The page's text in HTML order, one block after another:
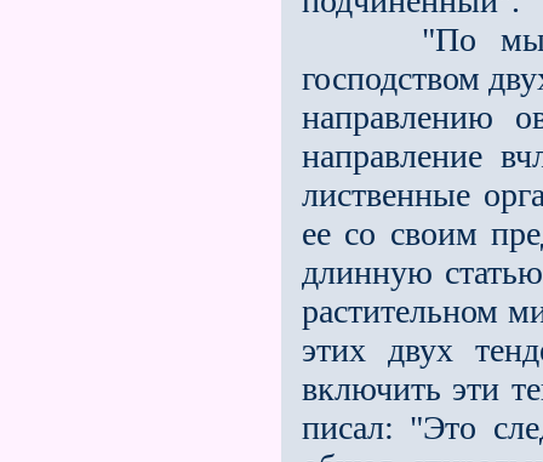
"По мысли
господством
направлению
направление
лиственные
ее со своим
длинную
растительном
этих двух
включить эти
писал: "Это